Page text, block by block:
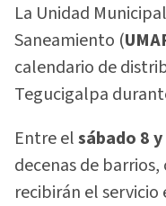
La Unidad
Saneamiento (
calendario de
Tegucigalpa
Entre elsábado 8
decenas de
recibirán el